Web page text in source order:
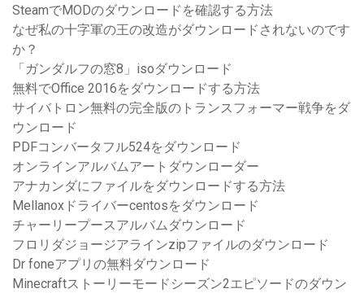
SteamでMODのダウンロードを確認する方法
なぜ私の十字軍の王の改造がダウンロードされないのです
か？
「ガンダルフの窓8」isoダウンロード
無料でOffice 2016をダウンロードする方法
サイバトロン無料の完全版のトランスフォーマー戦争をダ
ウンロード
PDFコンバータフル524をダウンロード
オンラインアルバムアートダウンローダー
アナカンダにファイルをダウンロードする方法
Mellanoxドライバーcentosをダウンロード
チャーリープースアルバムダウンロード
フロリダジョージアラインzipファイルのダウンロード
Dr foneアプリの無料ダウンロード
Minecraftストーリーモードシーズン2エピソードのダウン